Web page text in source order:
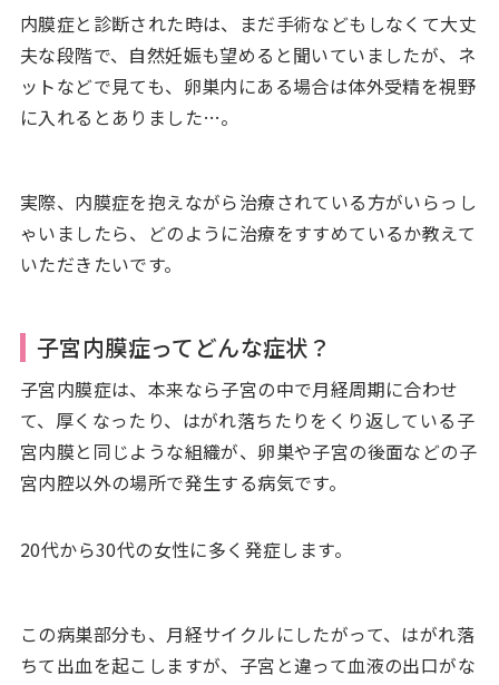
内膜症と診断された時は、まだ手術などもしなくて大丈
夫な段階で、自然妊娠も望めると聞いていましたが、ネ
ットなどで見ても、卵巣内にある場合は体外受精を視野
に入れるとありました…。
実際、内膜症を抱えながら治療されている方がいらっし
ゃいましたら、どのように治療をすすめているか教えて
いただきたいです。
子宮内膜症ってどんな症状？
子宮内膜症は、本来なら子宮の中で月経周期に合わせ
て、厚くなったり、はがれ落ちたりをくり返している子
宮内膜と同じような組織が、卵巣や子宮の後面などの子
宮内腔以外の場所で発生する病気です。
20代から30代の女性に多く発症します。
この病巣部分も、月経サイクルにしたがって、はがれ落
ちて出血を起こしますが、子宮と違って血液の出口がな